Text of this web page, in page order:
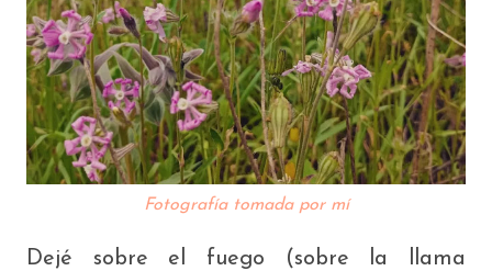
Fotografía tomada por mí
Dejé sobre el fuego (sobre la llama